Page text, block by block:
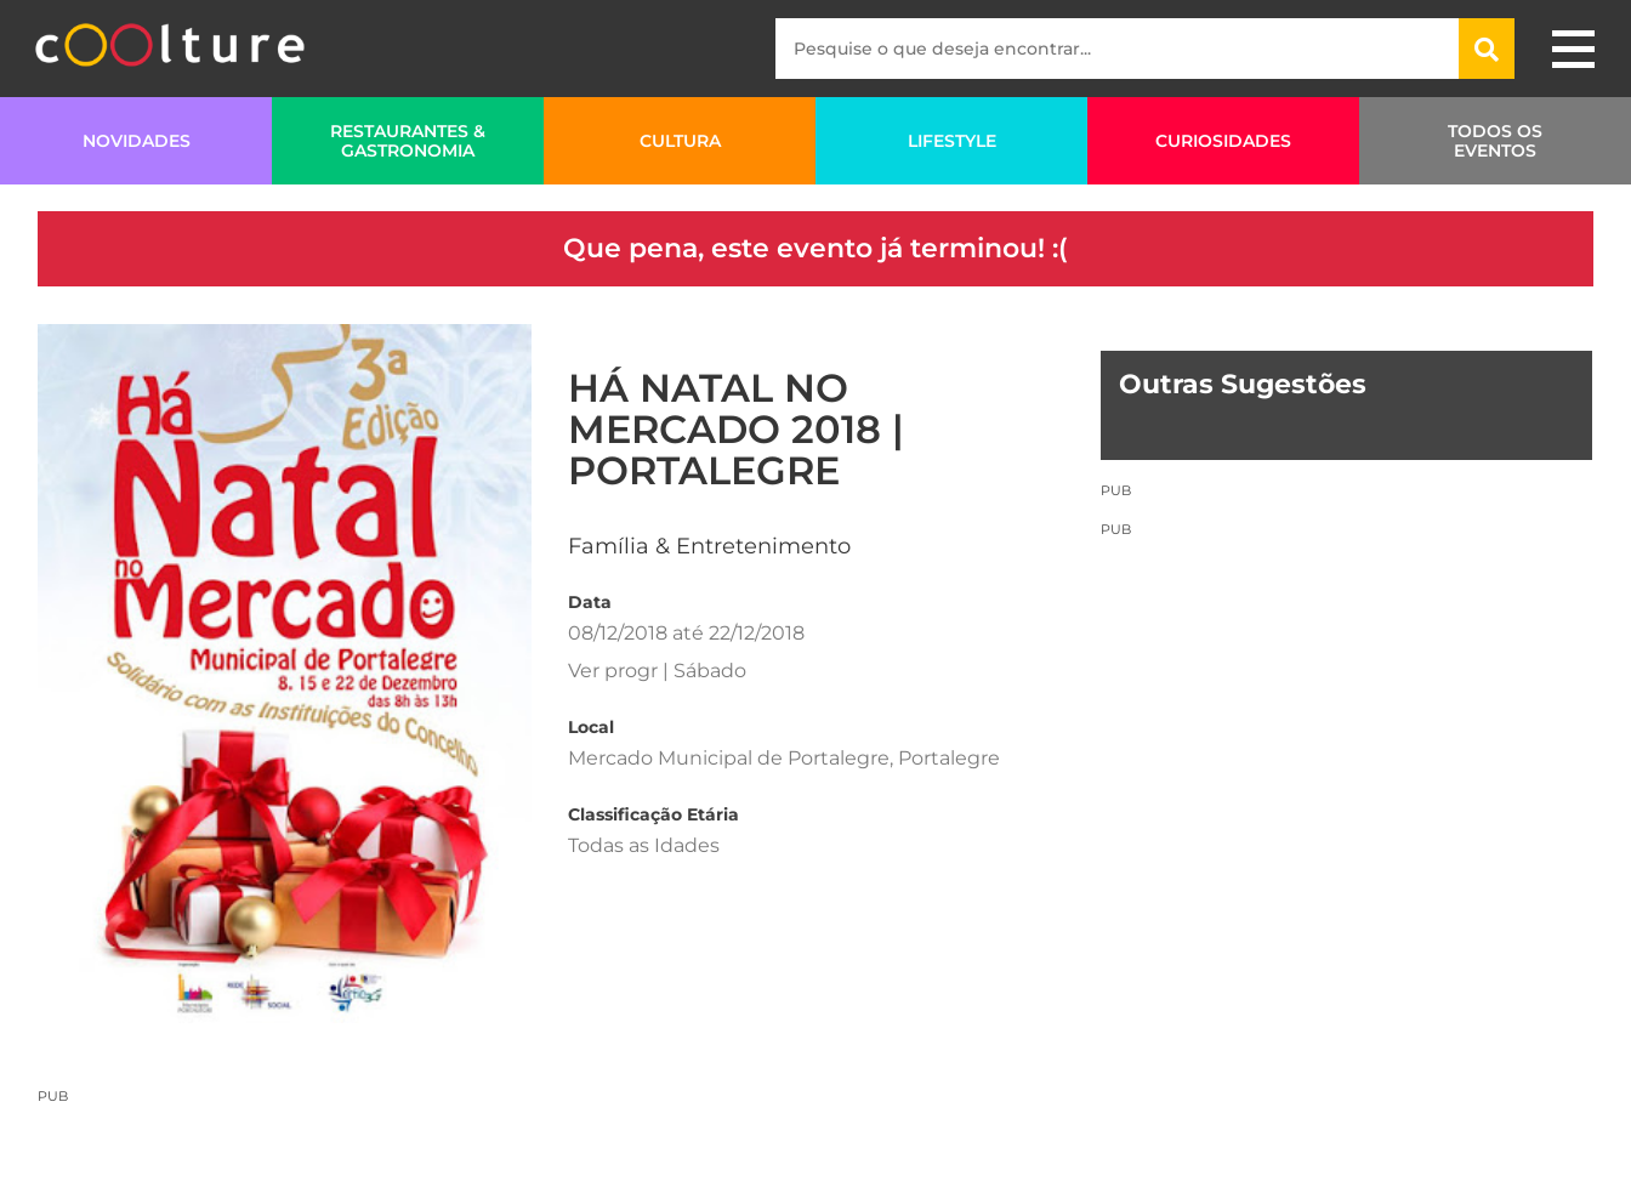
NOVIDADES
RESTAURANTES &
GASTRONOMIA
CULTURA LIFESTYLE CURIOSIDADES
TODOS OS
EVENTOS
Que pena, este evento já terminou! :(
HÁ NATAL NO
MERCADO 2018 |
PORTALEGRE
Família & Entretenimento
Data
08/12/2018 até 22/12/2018
Ver progr | Sábado
Local
Mercado Municipal de Portalegre, Portalegre
Classificação Etária
Todas as Idades
PUB
Outras Sugestões
PUB
PUB